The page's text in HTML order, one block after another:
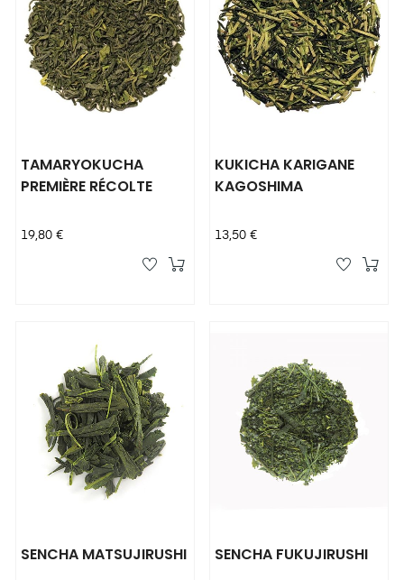
TAMARYOKUCHA
PREMIÈRE RÉCOLTE
Prix
19,80 €
KUKICHA KARIGANE
KAGOSHIMA
Prix
13,50 €
SENCHA MATSUJIRUSHI SENCHA FUKUJIRUSHI